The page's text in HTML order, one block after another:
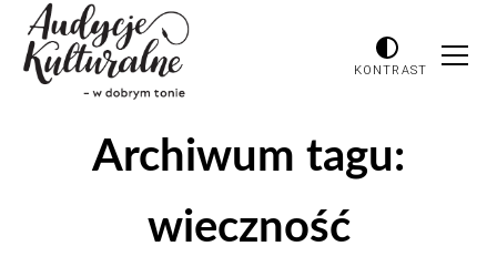
KONTRAST
Archiwum tagu:
wieczność